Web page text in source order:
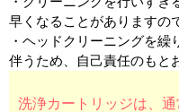
早くなることがありますの
・ヘッドクリーニングを
伴うため、自己責任のもと
洗浄カートリッジは、